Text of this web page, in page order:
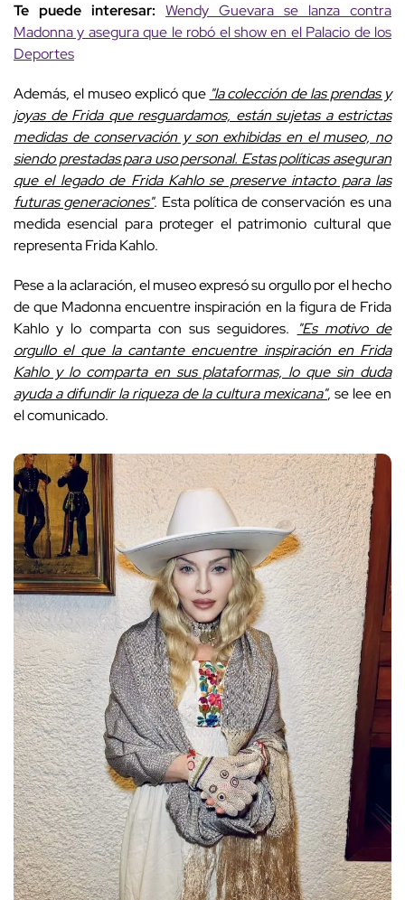
Te puede interesar: Wendy Guevara se lanza contra
Madonna y asegura que le robó el show en el Palacio de los
Deportes
Además, el museo explicó que "la colección de las prendas y
joyas de Frida que resguardamos, están sujetas a estrictas
medidas de conservación y son exhibidas en el museo, no
siendo prestadas para uso personal. Estas políticas aseguran
que el legado de Frida Kahlo se preserve intacto para las
futuras generaciones". Esta política de conservación es una
medida esencial para proteger el patrimonio cultural que
representa Frida Kahlo.
Pese a la aclaración, el museo expresó su orgullo por el hecho
de que Madonna encuentre inspiración en la figura de Frida
Kahlo y lo comparta con sus seguidores.
"Es motivo de
orgullo el que la cantante encuentre inspiración en Frida
Kahlo y lo comparta en sus plataformas, lo que sin duda
ayuda a difundir la riqueza de la cultura mexicana", se lee en
el comunicado.